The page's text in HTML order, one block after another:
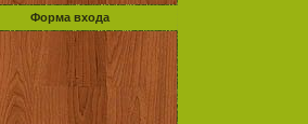
Форма входа